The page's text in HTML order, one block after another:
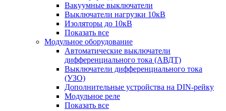
Вакуумные выключатели
Выключатели нагрузки 10кВ
Изоляторы до 10кВ
Показать все
Модульное оборудование
Автоматические выключатели
дифференциального тока (АВДТ)
Выключатели дифференциального тока
(УЗО)
Дополнительные устройства на DIN-рейку
Модульное реле
Показать все